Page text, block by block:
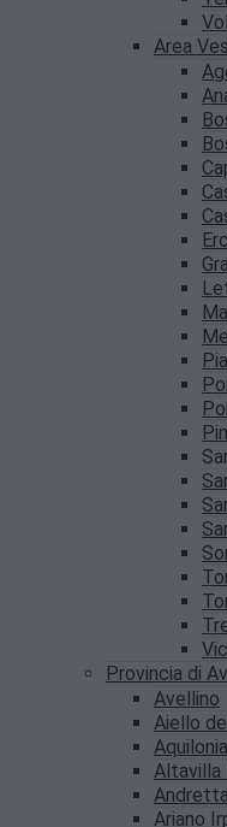
Area
Provincia di
Avellino
Aiello
Aquilonia
Altavilla
Andretta
Ariano